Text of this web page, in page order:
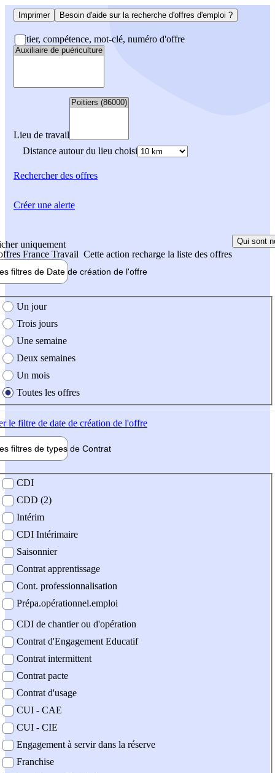
Imprimer Besoin d'aide sur la recherche d'offres d'emploi ?
Métier, compétence, mot-clé, numéro d'offre
Lieu de travail
Distance autour du lieu choisi
Rechercherdes offres
uniquement
France Travail Cette action recharge la liste des offres
Qui sont
filtres de Date de création de l'offre
création de l'offre
Un jour
Trois jours
Une semaine
Deux semaines
Un mois
Toutes les offres
le filtre de date de création de l'offre
filtres de types de Contrat
contrat
CDI
CDD (2)
Intérim
CDI Intérimaire
Saisonnier
Contrat apprentissage
Cont. professionnalisation
Prépa.opérationnel.emploi
CDI de chantier ou d'opération
Contrat d'Engagement Educatif
Contrat intermittent
Contrat pacte
Contrat d'usage
CUI - CAE
CUI - CIE
Engagement à servir dans la réserve
Franchise
Créer une alerte